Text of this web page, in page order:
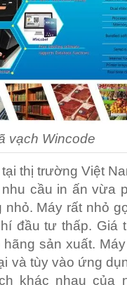
vạch Wincode
thị trường Việt
cầu in ấn vừa
Máy rất nhỏ
đầu tư thấp. Giá
sản xuất.
và tùy vào ứng
khác nhau của